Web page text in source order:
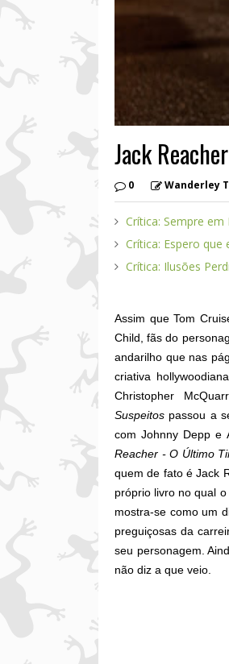
Jack
0 Wanderley
Crítica: Sempre em
Crítica: Espero
Crítica: Ilusões
Assim que Tom
Child, fãs do
andarilho que nas
criativa
Christopher
Suspeitos passou a
com Johnny Depp e
Reacher - O Último
quem de fato é Jack
próprio livro no qual
mostra-se como um
preguiçosas da
seu personagem.
não diz a que veio.